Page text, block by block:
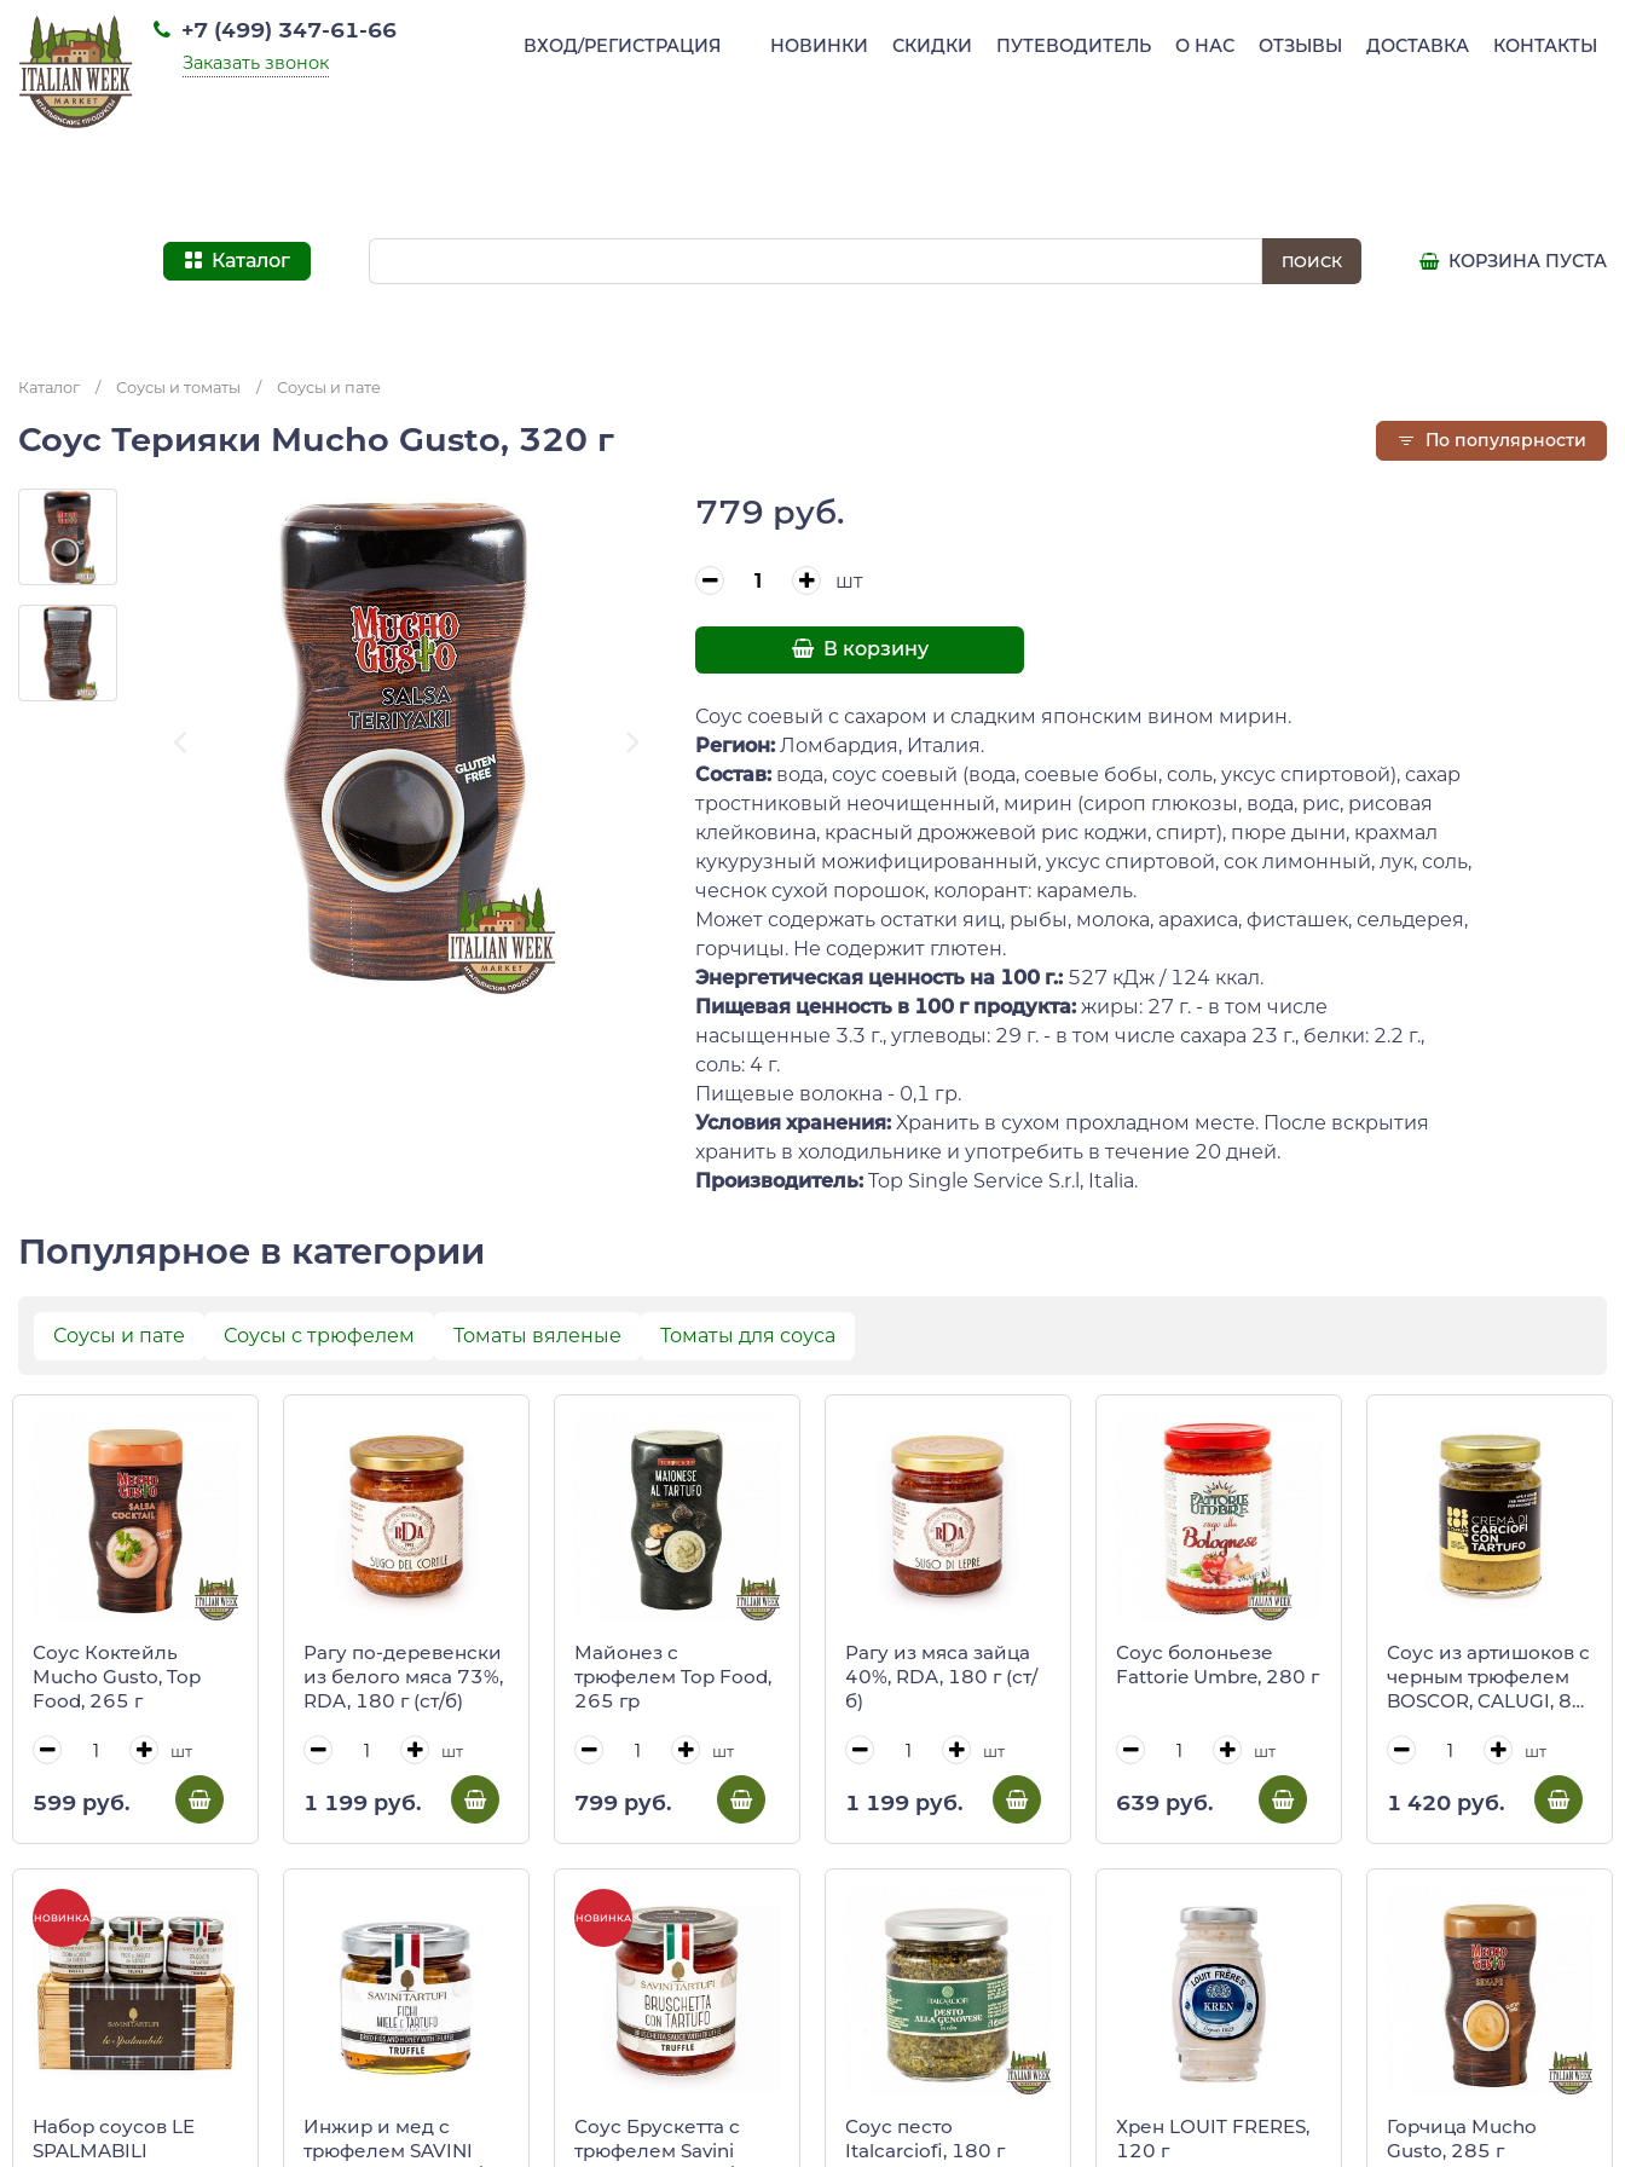
НОВИНКИ СКИДКИ ПУТЕВОДИТЕЛЬ О НАС ОТЗЫВЫ ДОСТАВКА КОНТАКТЫ
+7 (499) 347-61-66
Заказать звонок
ВХОД/РЕГИСТРАЦИЯ
Каталог КОРЗИНА ПУСТА
Каталог / Соусы и томаты / Соусы и пате
Соус Терияки Mucho Gusto, 320 г
779 руб.
шт
В корзину
Соус соевый с сахаром и сладким японским вином мирин.
Регион: Ломбардия, Италия.
Состав: вода, соус соевый (вода, соевые бобы, соль, уксус спиртовой), сахар
тростниковый неочищенный, мирин (сироп глюкозы, вода, рис, рисовая
клейковина, красный дрожжевой рис коджи, спирт), пюре дыни, крахмал
кукурузный можифицированный, уксус спиртовой, сок лимонный, лук, соль,
чеснок сухой порошок, колорант: карамель.
Может содержать остатки яиц, рыбы, молока, арахиса, фисташек, сельдерея,
горчицы. Не содержит глютен.
Энергетическая ценность на 100 г.: 527 кДж / 124 ккал.
Пищевая ценность в 100 г продукта: жиры: 27 г. - в том числе
насыщенные 3.3 г., углеводы: 29 г. - в том числе сахара 23 г., белки: 2.2 г.,
соль: 4 г.
Пищевые волокна - 0,1 гр.
Условия хранения: Хранить в сухом прохладном месте. После вскрытия
хранить в холодильнике и употребить в течение 20 дней.
Производитель: Top Single Service S.r.l, Italia.
Популярное в категории
По популярности
Соусы и пате Соусы с трюфелем Томаты вяленые Томаты для соуса
Соус Коктейль
Mucho Gusto, Top
Food, 265 г
шт
599 руб.
Рагу по-деревенски
из белого мяса 73%,
RDA, 180 г (ст/б)
шт
1 199 руб.
Майонез с
трюфелем Top Food,
265 гр
шт
799 руб.
Рагу из мяса зайца
40%, RDA, 180 г (ст/
б)
шт
1 199 руб.
Соус болоньезе
Fattorie Umbre, 280 г
шт
639 руб.
Соус из артишоков с
черным трюфелем
BOSCOR, CALUGI, 85
шт
1 420 руб.
НОВИНКА
Набор соусов LE
SPALMABILI
Инжир и мед с
трюфелем SAVINI
НОВИНКА
Соус Брускетта с
трюфелем Savini
Соус песто
Italcarciofi, 180 г
Хрен LOUIT FRERES,
120 г
Горчица Mucho
Gusto, 285 г